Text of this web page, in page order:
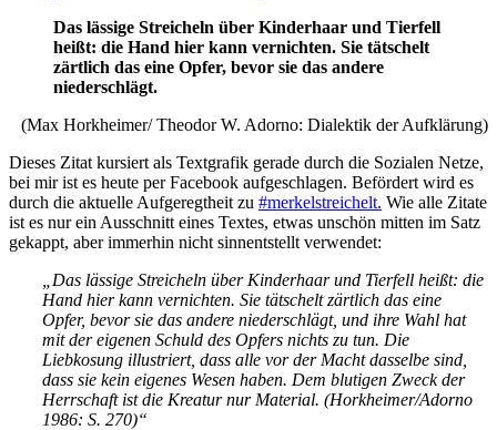
Das lässige Streicheln über Kinderhaar und Tierfell
heißt: die Hand hier kann vernichten. Sie tätschelt
zärtlich das eine Opfer, bevor sie das andere
niederschlägt.
(Max Horkheimer/ Theodor W. Adorno: Dialektik der Aufklärung)
Dieses Zitat kursiert als Textgrafik gerade durch die Sozialen Netze,
bei mir ist es heute per Facebook aufgeschlagen. Befördert wird es
durch die aktuelle Aufgeregtheit zu #merkelstreichelt. Wie alle Zitate
ist es nur ein Ausschnitt eines Textes, etwas unschön mitten im Satz
gekappt, aber immerhin nicht sinnentstellt verwendet:
„Das lässige Streicheln über Kinderhaar und Tierfell heißt: die
Hand hier kann vernichten. Sie tätschelt zärtlich das eine
Opfer, bevor sie das andere niederschlägt, und ihre Wahl hat
mit der eigenen Schuld des Opfers nichts zu tun. Die
Liebkosung illustriert, dass alle vor der Macht dasselbe sind,
dass sie kein eigenes Wesen haben. Dem blutigen Zweck der
Herrschaft ist die Kreatur nur Material. (Horkheimer/Adorno
1986: S. 270)“